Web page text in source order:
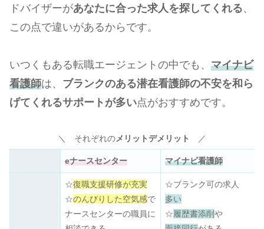
ドバイザーがあなたに合った求人を探してくれる、
この点で違いがあるからです。
いつくもある転職エージェントの中でも、 マイナビ
看護師は、 ブランクのある潜在看護師の不安を和ら
げてくれるサポートが多い点がおすすめです。
＼ それぞれのメリットデメリット ／
eナースセンター マイナビ看護師
☆復職支援研修が充実
☆のんびりした空気感で
ナースセンターの職員に
☆ブランク可の求人
多い
☆ 履歴書添削や